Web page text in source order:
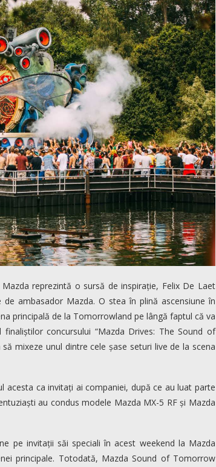
reprezintă o sursă de inspirație, Felix De Laet
ambasador Mazda. O stea în plină ascensiune în
principală de la Tomorrowland pe lângă faptul că va
concursului “Mazda Drives: The Sound of
mixeze unul dintre cele șase seturi live de la scena
ca invitați ai companiei, după ce au luat parte
au condus modele Mazda MX-5 RF și Mazda
pe invitații săi speciali în acest weekend la Mazda
principale. Totodată, Mazda Sound of Tomorrow